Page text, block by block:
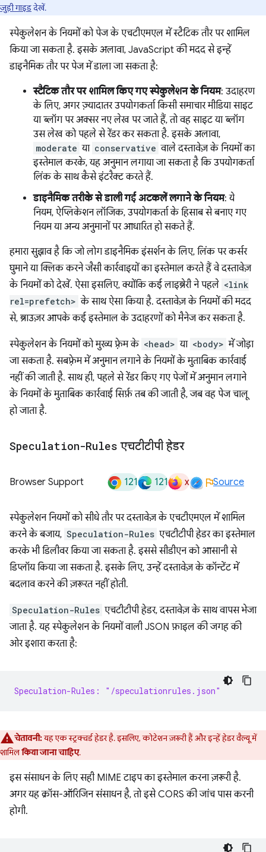
जुड़ी गाइडदेखें.
स्पेकुलेशन के नियमों को पेज के एचटीएमएल में स्टैटिक तौर पर शामिल
किया जा सकता है. इसके अलावा, JavaScript की मदद से इन्हें
डाइनैमिक तौर पर पेज में डाला जा सकता है:
स्टैटिक तौर पर शामिल किए गए स्पेकुलेशन के नियम: उदाहरण
के लिए, अगर ज़्यादातर उपयोगकर्ता किसी समाचार मीडिया साइट
या ब्लॉग पर अक्सर नए लेख पर जाते हैं, तो वह साइट या ब्लॉग
उस लेख को पहले से रेंडर कर सकता है. इसके अलावा,
moderate या conservative वाले दस्तावेज़ के नियमों का
इस्तेमाल करके, यह अनुमान लगाया जा सकता है कि उपयोगकर्ता
लिंक के साथ कैसे इंटरैक्ट करते हैं.
डाइनैमिक तरीके से डाली गई अटकलें लगाने के नियम: ये
नियम, ऐप्लिकेशन लॉजिक, उपयोगकर्ता के हिसाब से बनाए गए
नियम या अन्य अनुमानों पर आधारित हो सकते हैं.
हमारा सुझाव है कि जो लोग डाइनैमिक इंसर्शन के लिए, लिंक पर कर्सर
घुमाने या क्लिक करने जैसी कार्रवाइयों का इस्तेमाल करते हैं वे दस्तावेज़
के नियमों को देखें. ऐसा इसलिए, क्योंकि कई लाइब्रेरी ने पहले <link
rel=prefetch> के साथ ऐसा किया है. दस्तावेज़ के नियमों की मदद
से, ब्राउज़र आपके कई इस्तेमाल के उदाहरणों को मैनेज कर सकता है.
स्पेकुलेशन के नियमों को मुख्य फ़्रेम के <head> या <body> में जोड़ा
जा सकता है. सबफ़्रेम में अनुमान लगाने के नियमों के मुताबिक कार्रवाई
नहीं की जाती है. साथ ही, पहले से रेंडर किए गए पेजों में अनुमान लगाने
के नियमों के मुताबिक कार्रवाई सिर्फ़ तब की जाती है, जब वह पेज चालू
हो जाता है.
Speculation-Rules एचटीटीपी हेडर
Browser Support 121 121 x Source
स्पेकुलेशन नियमों को सीधे तौर पर दस्तावेज़ के एचटीएमएल में शामिल
करने के बजाय, Speculation-Rules एचटीटीपी हेडर का इस्तेमाल
करके भी डिलीवर किया जा सकता है. इससे सीडीएन को आसानी से
डिप्लॉय किया जा सकता है. इसके लिए, उन्हें दस्तावेज़ के कॉन्टेंट में
बदलाव करने की ज़रूरत नहीं होती.
Speculation-Rules एचटीटीपी हेडर, दस्तावेज़ के साथ वापस भेजा
जाता है. यह स्पेकुलेशन के नियमों वाली JSON फ़ाइल की जगह की
ओर इशारा करता है:
Speculation-Rules: "/speculationrules.json"
चेतावनी:यह एक स्ट्रक्चर्ड हेडर है. इसलिए, कोटेशन ज़रूरी हैं और इन्हें हेडर वैल्यू में
शामिलकिया जाना चाहिए.
इस संसाधन के लिए सही MIME टाइप का इस्तेमाल करना ज़रूरी है.
अगर यह क्रॉस-ऑरिजिन संसाधन है, तो इसे CORS की जांच पास करनी
होगी.